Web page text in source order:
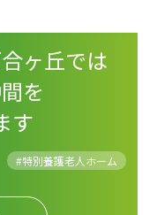
ヶ丘では
を
す
#特別養護老人ホーム